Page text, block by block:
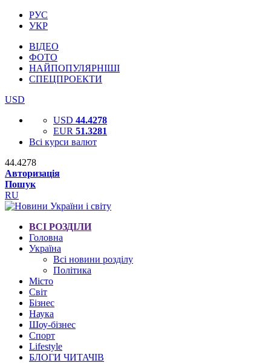
РУС
УКР
ВІДЕО
ФОТО
НАЙПОПУЛЯРНІШІ
СПЕЦПРОЕКТИ
USD
USD 44.4278
EUR 51.3281
Всі курси валют
44.4278
Авторизація
Пошук
RU
ВСІ РОЗДІЛИ
Головна
Україна
Всі новини розділу
Політика
Місто
Світ
Бізнес
Наука
Шоу-бізнес
Спорт
Lifestyle
БЛОГИ ЧИТАЧІВ